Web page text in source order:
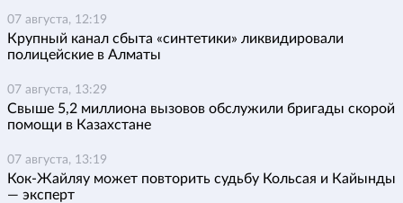
07 августа, 12:19
Крупный канал сбыта «синтетики» ликвидировали
полицейские в Алматы
07 августа, 13:29
Свыше 5,2 миллиона вызовов обслужили бригады скорой
помощи в Казахстане
07 августа, 13:19
Кок-Жайляу может повторить судьбу Кольсая и Кайынды
— эксперт